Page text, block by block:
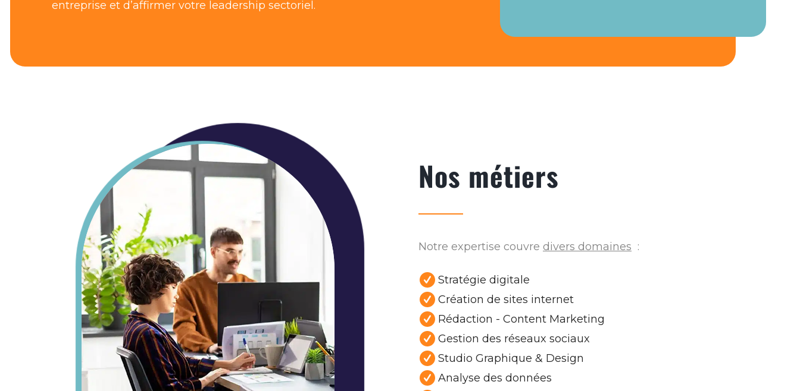
entreprise et d’affirmer votre leadership sectoriel.
Nos métiers
Notre expertise couvre divers domaines :
Stratégie digitale
Création de sites internet
Rédaction - Content Marketing
Gestion des réseaux sociaux
Studio Graphique & Design
Analyse des données